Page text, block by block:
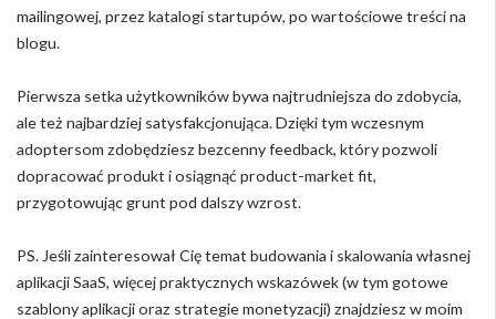
mailingowej, przez katalogi startupów, po wartościowe treści na
blogu.
Pierwsza setka użytkowników bywa najtrudniejsza do zdobycia,
ale też najbardziej satysfakcjonująca. Dzięki tym wczesnym
adoptersom zdobędziesz bezcenny feedback, który pozwoli
dopracować produkt i osiągnąć product-market fit,
przygotowując grunt pod dalszy wzrost.
PS. Jeśli zainteresował Cię temat budowania i skalowania własnej
aplikacji SaaS, więcej praktycznych wskazówek (w tym gotowe
szablony aplikacji oraz strategie monetyzacji) znajdziesz w moim